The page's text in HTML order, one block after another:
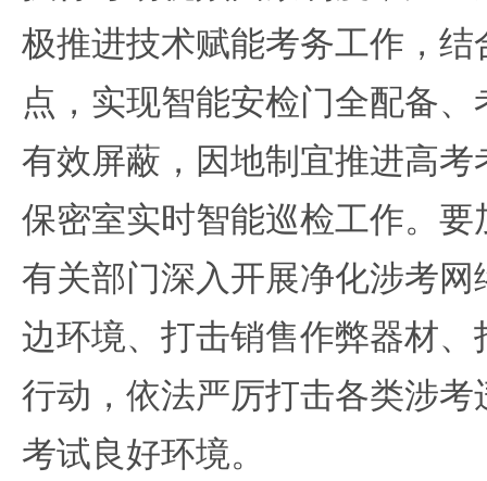
极推进技术赋能考务工作，
点，实现智能安检门全配备
有效屏蔽，因地制宜推进高
保密室实时智能巡检工作。
有关部门深入开展净化涉考
边环境、打击销售作弊器材
行动，依法严厉打击各类涉
考试良好环境。